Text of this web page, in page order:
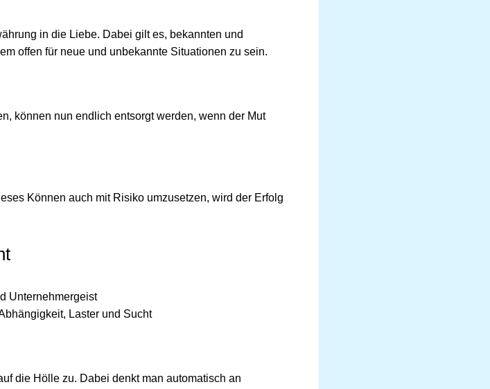
in die Liebe. Dabei gilt es, bekannten und
offen für neue und unbekannte Situationen zu sein.
können nun endlich entsorgt werden, wenn der Mut
Können auch mit Risiko umzusetzen, wird der Erfolg
Unternehmergeist
Laster und Sucht
die Hölle zu. Dabei denkt man automatisch an